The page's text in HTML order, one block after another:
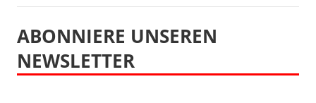
ABONNIERE UNSEREN
NEWSLETTER